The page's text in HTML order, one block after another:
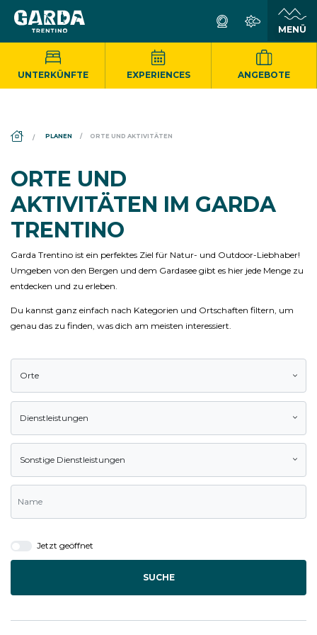
UNTERKÜNFTE EXPERIENCES ANGEBOTE
DS_BREADCRUMB.HOME
PLANEN ORTE UND AKTIVITÄTEN
ORTE UND
AKTIVITÄTEN IM GARDA
TRENTINO
Garda Trentino ist ein perfektes Ziel für Natur- und Outdoor-Liebhaber!
Umgeben von den Bergen und dem Gardasee gibt es hier jede Menge zu
entdecken und zu erleben.
Du kannst ganz einfach nach Kategorien und Ortschaften filtern, um
genau das zu finden, was dich am meisten interessiert.
Orte
Dienstleistungen
Sonstige Dienstleistungen
Jetzt geöffnet
SUCHE